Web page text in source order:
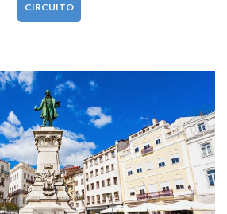
CIRCUITO